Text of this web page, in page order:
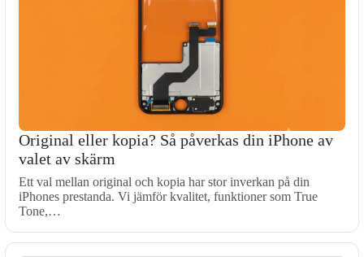
Original eller kopia? Så påverkas din iPhone av
valet av skärm
Ett val mellan original och kopia har stor inverkan på din
iPhones prestanda. Vi jämför kvalitet, funktioner som True
Tone,…